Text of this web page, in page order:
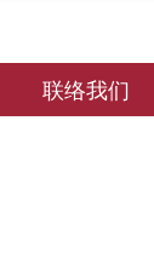
联络我们